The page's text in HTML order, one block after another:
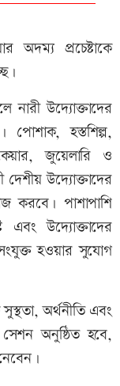
অদম্য প্রচেষ্টাকে
উদ্যোক্তাদের
পোশাক, হস্তশিল্প,
জুয়েলারি ও
দেশীয় উদ্যোক্তাদের
করবে। পাশাপাশি
এবং উদ্যোক্তাদের
হওয়ার সুযোগ
সুস্থতা, অর্থনীতি এবং
অনুষ্ঠিত হবে,